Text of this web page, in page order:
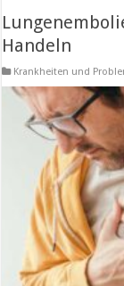
Handeln
Krankheiten und